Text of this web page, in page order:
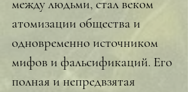
между людьми, стал веком
атомизации общества и
одновременно источником
мифов и фальсификаций. Его
полная и непредвзятая